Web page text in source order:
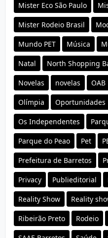
Mister Eco São Paulo
Mister Rodeio Brasil
Mundo PET Música
Natal North Shopping
Novelas novelas OAB
Olímpia Oportunidades
Os Independentes
Parque do Peao Pet
Prefeitura de Barretos
Privacy Publieditorial
Reality Show Reality
Ribeirão Preto Rodeio